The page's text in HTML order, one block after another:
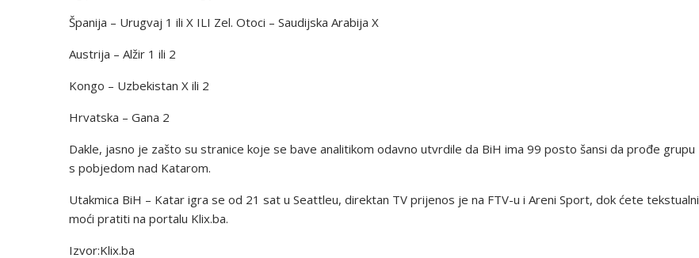
Španija – Urugvaj 1 ili X ILI Zel. Otoci – Saudijska Arabija X
Austrija – Alžir 1 ili 2
Kongo – Uzbekistan X ili 2
Hrvatska – Gana 2
Dakle, jasno je zašto su stranice koje se bave analitikom odavno utvrdile da BiH ima 99 posto šansi da prođe grupu
s pobjedom nad Katarom.
Utakmica BiH – Katar igra se od 21 sat u Seattleu, direktan TV prijenos je na FTV-u i Areni Sport, dok ćete tekstualni
moći pratiti na portalu Klix.ba.
Izvor:Klix.ba